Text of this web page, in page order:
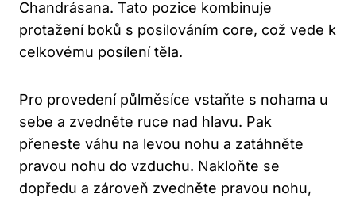
Chandrásana. Tato pozice kombinuje
protažení boků s posilováním core, což vede k
celkovému posílení těla.
Pro provedení půlměsíce vstaňte s nohama u
sebe a zvedněte ruce nad hlavu. Pak
přeneste váhu na levou nohu a zatáhněte
pravou nohu do vzduchu. Nakloňte se
dopředu a zároveň zvedněte pravou nohu,